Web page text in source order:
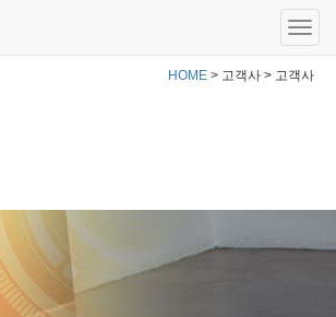
HOME > 고객사 > 고객사